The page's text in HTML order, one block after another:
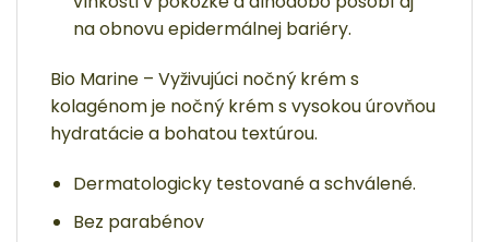
na obnovu epidermálnej bariéry.
Bio Marine – Vyživujúci nočný krém s
kolagénom je nočný krém s vysokou úrovňou
hydratácie a bohatou textúrou.
Dermatologicky testované a schválené.
Bez parabénov